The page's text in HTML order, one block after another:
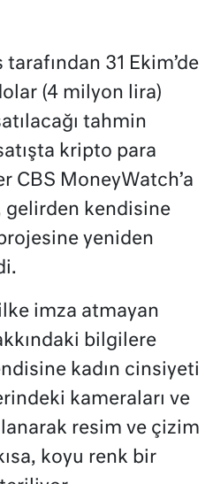
tarafından 31 Ekim’de
(4 milyon lira)
tahmin
kripto para
CBS MoneyWatch’a
gelirden kendisine
yeniden
imza atmayan
bilgilere
kadın cinsiyeti
kameraları ve
resim ve çizim
koyu renk bir